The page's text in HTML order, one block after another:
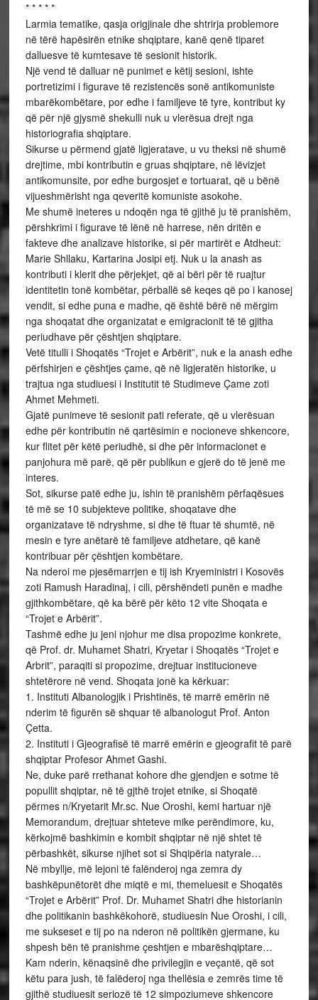
* * * * *
Larmia tematike, qasja origjinale dhe shtrirja problemore
në tërë hapësirën etnike shqiptare, kanë qenë tiparet
dalluesve të kumtesave të sesionit historik.
Një vend të dalluar në punimet e këtij sesioni, ishte
portretizimi i figurave të rezistencës sonë antikomuniste
mbarëkombëtare, por edhe i familjeve të tyre, kontribut ky
që për një gjysmë shekulli nuk u vlerësua drejt nga
historiografia shqiptare.
Sikurse u përmend gjatë ligjeratave, u vu theksi në shumë
drejtime, mbi kontributin e gruas shqiptare, në lëvizjet
antikomunsite, por edhe burgosjet e tortuarat, që u bënë
vijueshmërisht nga qeveritë komuniste asokohe.
Me shumë ineteres u ndoqën nga të gjithë ju të pranishëm,
përshkrimi i figurave të lënë në harrese, nën dritën e
fakteve dhe analizave historike, si për martirët e Atdheut:
Marie Shllaku, Kartarina Josipi etj. Nuk u la anash as
kontributi i klerit dhe përjekjet, që ai bëri për të ruajtur
identitetin tonë kombëtar, përballë së keqes që po i kanosej
vendit, si edhe puna e madhe, që është bërë në mërgim
nga shoqatat dhe organizatat e emigracionit të të gjitha
periudhave për çështjen shqiptare.
Vetë titulli i Shoqatës “Trojet e Arbërit”, nuk e la anash edhe
përfshirjen e çështjes çame, që në ligjeratën historike, u
trajtua nga studiuesi i Institutit të Studimeve Çame zoti
Ahmet Mehmeti.
Gjatë punimeve të sesionit pati referate, që u vlerësuan
edhe për kontributin në qartësimin e nocioneve shkencore,
kur flitet për këtë periudhë, si dhe për informacionet e
panjohura më parë, që për publikun e gjerë do të jenë me
interes.
Sot, sikurse patë edhe ju, ishin të pranishëm përfaqësues
të më se 10 subjekteve politike, shoqatave dhe
organizatave të ndryshme, si dhe të ftuar të shumtë, në
mesin e tyre anëtarë të familjeve atdhetare, që kanë
kontribuar për çështjen kombëtare.
Na nderoi me pjesëmarrjen e tij ish Kryeministri i Kosovës
zoti Ramush Haradinaj, i cili, përshëndeti punën e madhe
gjithkombëtare, që ka bërë për këto 12 vite Shoqata e
“Trojet e Arbërit”.
Tashmë edhe ju jeni njohur me disa propozime konkrete,
që Prof. dr. Muhamet Shatri, Kryetar i Shoqatës “Trojet e
Arbrit”, paraqiti si propozime, drejtuar institucioneve
shtetërore në vend. Shoqata jonë ka kërkuar:
1. Instituti Albanologjik i Prishtinës, të marrë emërin në
nderim të figurën së shquar të albanologut Prof. Anton
Çetta.
2. Instituti i Gjeografisë të marrë emërin e gjeografit të parë
shqiptar Profesor Ahmet Gashi.
Ne, duke parë rrethanat kohore dhe gjendjen e sotme të
popullit shqiptar, në të gjthë trojet etnike, si Shoqatë
përmes n/Kryetarit Mr.sc. Nue Oroshi, kemi hartuar një
Memorandum, drejtuar shteteve mike perëndimore, ku,
kërkojmë bashkimin e kombit shqiptar në një shtet të
përbashkët, sikurse njihet sot si Shqipëria natyrale…
Në mbyllje, më lejoni të falënderoj nga zemra dy
bashkëpunëtorët dhe miqtë e mi, themeluesit e Shoqatës
“Trojet e Arbërit” Prof. Dr. Muhamet Shatri dhe historianin
dhe politikanin bashkëkohorë, studiuesin Nue Oroshi, i cili,
me sukseset e tij po na nderon në politikën gjermane, ku
shpesh bën të pranishme çeshtjen e mbarëshqiptare…
Kam nderin, kënaqsinë dhe privilegjin e veçantë, që sot
këtu para jush, të falëderoj nga thellësia e zemrës time të
gjithë studiuesit seriozë të 12 simpoziumeve shkencore